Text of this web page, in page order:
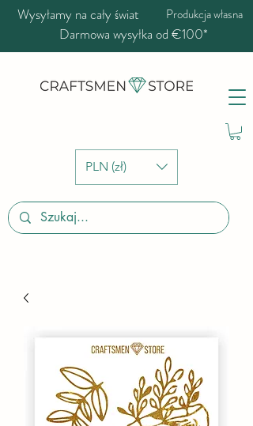
PLN (zł)
Wysyłamy na cały świat Produkcja własna
Darmowa wysyłka od €100*